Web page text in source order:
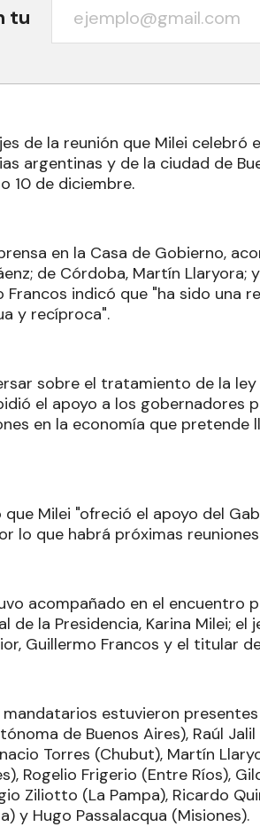
tu
de la reunión que Milei celebró
argentinas y de la ciudad de
10 de diciembre.
en la Casa de Gobierno,
de Córdoba, Martín Llaryora;
Francos indicó que "ha sido una
y recíproca".
sobre el tratamiento de la
el apoyo a los
en la economía que pretende
que Milei "ofreció el apoyo del
lo que habrá próximas
acompañado en el encuentro
de la Presidencia, Karina Milei; el
Guillermo Francos y el titular
estuvieron
de Buenos Aires), Raúl
Torres (Chubut), Martín
Rogelio Frigerio (Entre Ríos),
Ziliotto (La Pampa), Ricardo
y Hugo Passalacqua (Misiones).